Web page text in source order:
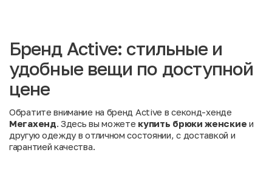
Бренд Active: стильные и
удобные вещи по доступной
цене
Обратите внимание на бренд Active в секонд-хенде
Мегахенд . Здесь вы можете купить брюки женские и
другую одежду в отличном состоянии, с доставкой и
гарантией качества.